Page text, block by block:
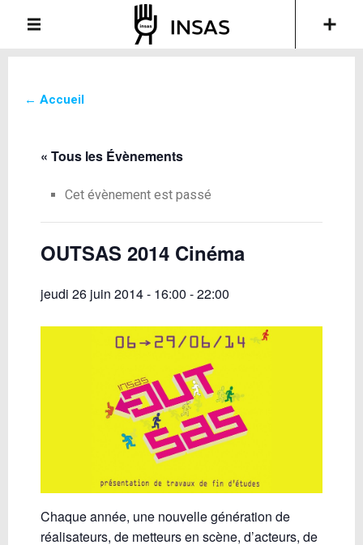
← Accueil
« Tous les Évènements
Cet évènement est passé
OUTSAS 2014 Cinéma
jeudi 26 juin 2014 - 16:00 -22:00
Chaque année, une nouvelle génération de
réalisateurs, de metteurs en scène, d’acteurs, de